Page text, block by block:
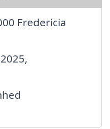
Fredericia